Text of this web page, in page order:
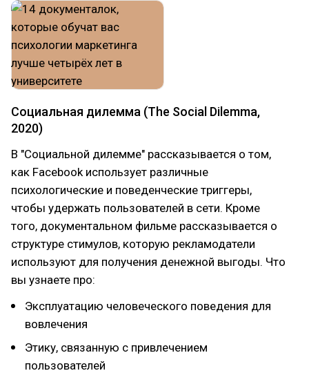
Социальная дилемма (The Social Dilemma,
2020)
В "Социальной дилемме" рассказывается о том,
как Facebook использует различные
психологические и поведенческие триггеры,
чтобы удержать пользователей в сети. Кроме
того, документальном фильме рассказывается о
структуре стимулов, которую рекламодатели
используют для получения денежной выгоды. Что
вы узнаете про:
Эксплуатацию человеческого поведения для
вовлечения
Этику, связанную с привлечением
пользователей